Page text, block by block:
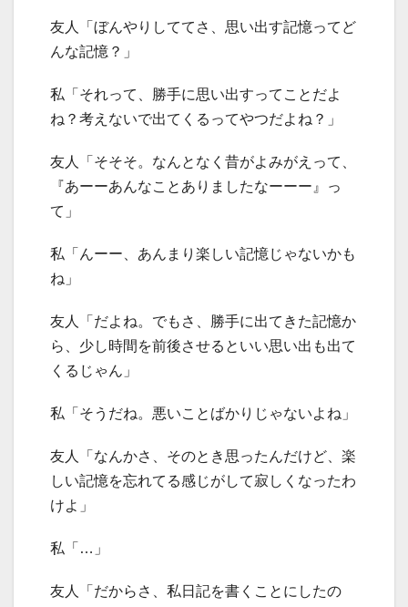
友人「ぼんやりしててさ、思い出す記憶ってど
んな記憶？」
私「それって、勝手に思い出すってことだよ
ね？考えないで出てくるってやつだよね？」
友人「そそそ。なんとなく昔がよみがえって、
『あーーあんなことありましたなーーー』っ
て」
私「んーー、あんまり楽しい記憶じゃないかも
ね」
友人「だよね。でもさ、勝手に出てきた記憶か
ら、少し時間を前後させるといい思い出も出て
くるじゃん」
私「そうだね。悪いことばかりじゃないよね」
友人「なんかさ、そのとき思ったんだけど、楽
しい記憶を忘れてる感じがして寂しくなったわ
けよ」
私「…」
友人「だからさ、私日記を書くことにしたの